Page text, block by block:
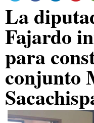
La
Fajardo
para
conjunto